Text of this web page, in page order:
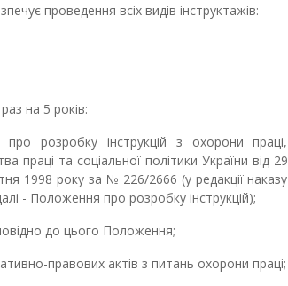
проведення всіх видів інструктажів:
на 5 років:
розробку інструкцій з охорони праці,
праці та соціальної політики України від 29
1998 року за № 226/2666 (у редакції наказу
- Положення про розробку інструкцій);
до цього Положення;
правових актів з питань охорони праці;